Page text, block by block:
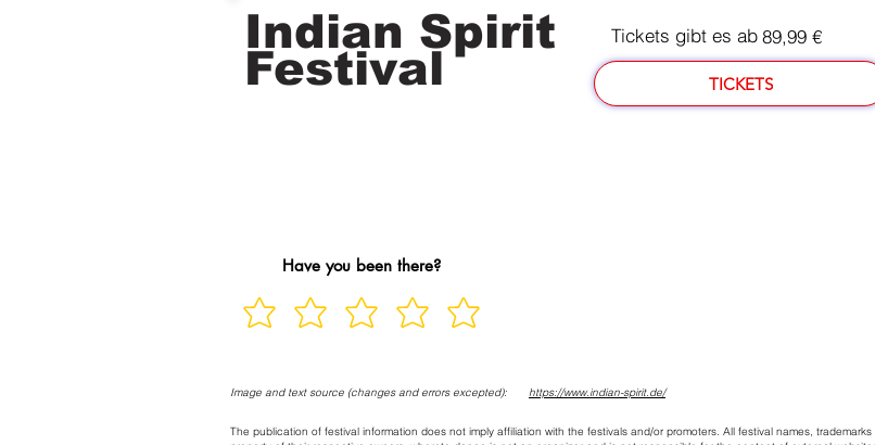
Indian Spirit
Festival
Tickets gibt es ab89,99 €
TICKETS
Have you been there?
Image and text source (changes and errors excepted): https://www.indian-spirit.de/
The publication of festival information does not imply affiliation with the festivals and/or promoters. All festival names,